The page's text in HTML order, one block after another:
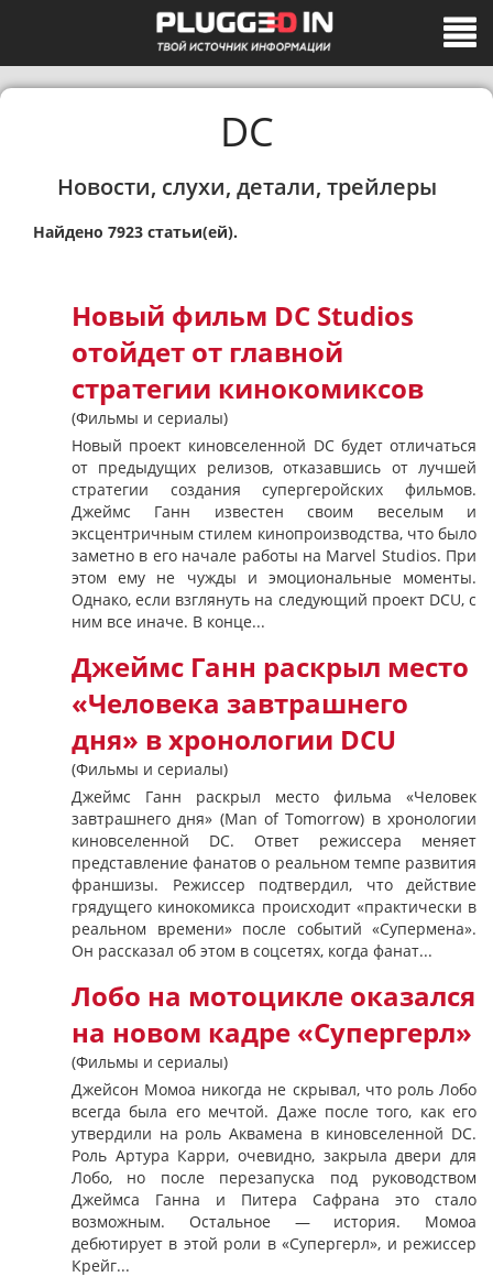
DC
Новости, слухи, детали, трейлеры
Найдено 7923 статьи(ей).
Новый фильм DC Studios
отойдет от главной
стратегии кинокомиксов
(Фильмы и сериалы)
Новый проект киновселенной DC будет отличаться
от предыдущих релизов, отказавшись от лучшей
стратегии создания супергеройских фильмов.
Джеймс Ганн известен своим веселым и
эксцентричным стилем кинопроизводства, что было
заметно в его начале работы на Marvel Studios. При
этом ему не чужды и эмоциональные моменты.
Однако, если взглянуть на следующий проект DCU, с
ним все иначе. В конце...
Джеймс Ганн раскрыл место
«Человека завтрашнего
дня» в хронологии DCU
(Фильмы и сериалы)
Джеймс Ганн раскрыл место фильма «Человек
завтрашнего дня» (Man of Tomorrow) в хронологии
киновселенной DC. Ответ режиссера меняет
представление фанатов о реальном темпе развития
франшизы. Режиссер подтвердил, что действие
грядущего кинокомикса происходит «практически в
реальном времени» после событий «Супермена».
Он рассказал об этом в соцсетях, когда фанат...
Лобо на мотоцикле оказался
на новом кадре «Супергерл»
(Фильмы и сериалы)
Джейсон Момоа никогда не скрывал, что роль Лобо
всегда была его мечтой. Даже после того, как его
утвердили на роль Аквамена в киновселенной DC.
Роль Артура Карри, очевидно, закрыла двери для
Лобо, но после перезапуска под руководством
Джеймса Ганна и Питера Сафрана это стало
возможным. Остальное — история. Момоа
дебютирует в этой роли в «Супергерл», и режиссер
Крейг...